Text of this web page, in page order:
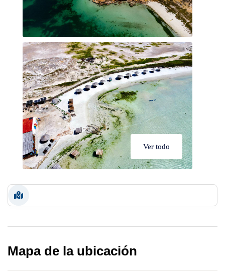
Ver todo
Mapa de la ubicación